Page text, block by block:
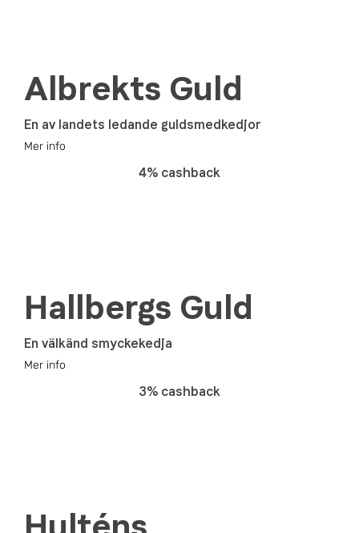
Albrekts Guld
En av landets ledande guldsmedkedjor
Mer info
4% cashback
Hallbergs Guld
En välkänd smyckekedja
Mer info
3% cashback